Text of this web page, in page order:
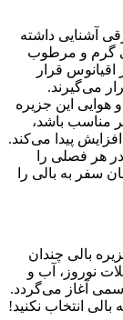
آشنایی داشته
گرم و مرطوب
قرار
می‌گیرند.
هوایی این جزیره
مناسب باشد،
پیدا می‌کند.
هر فصلی را
سفر به بالی را
بالی چندان
نوروز، آب و
آغاز می‌گردد.
انتخاب نکنید!